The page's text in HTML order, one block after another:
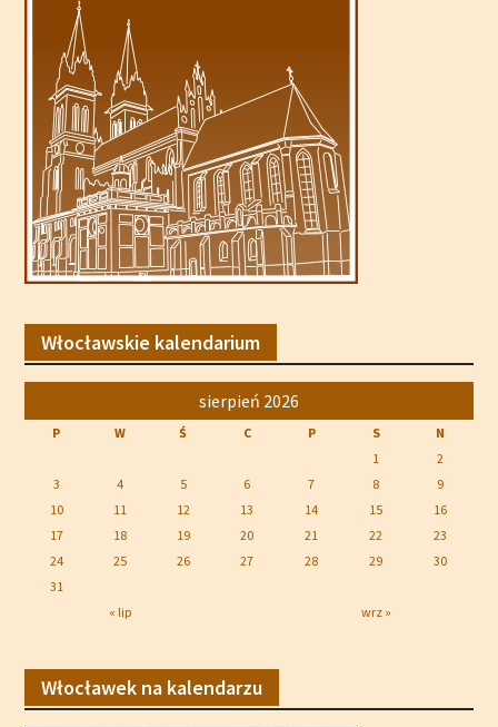
Włocławskie kalendarium
sierpień 2026
P W Ś C P S
N
1
2
3
4 5 6 7 8
9
10
11 12 13 14 15
16
17
18 19 20 21 22
23
24
25 26 27 28 29
30
31
« lip
wrz »
Włocławek na kalendarzu